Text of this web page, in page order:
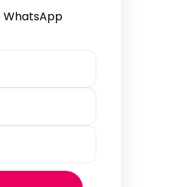
WhatsApp